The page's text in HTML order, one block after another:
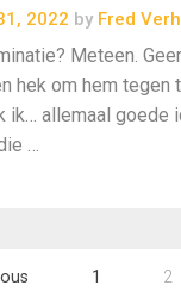
2022 byFred
Meteen.
hek om hem tegen
ik… allemaal goede
…
1 2